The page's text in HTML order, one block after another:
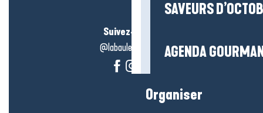
SAVEURS
AGENDA
Organiser
Suivez-nous !
@labauleguérande